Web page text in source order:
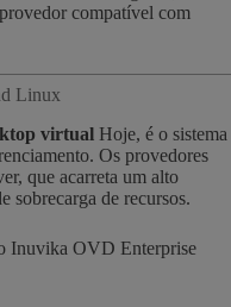
compatível com
Linux
virtual Hoje, é o sistema
Os provedores
que acarreta um alto
sobrecarga de recursos.
Inuvika OVD Enterprise